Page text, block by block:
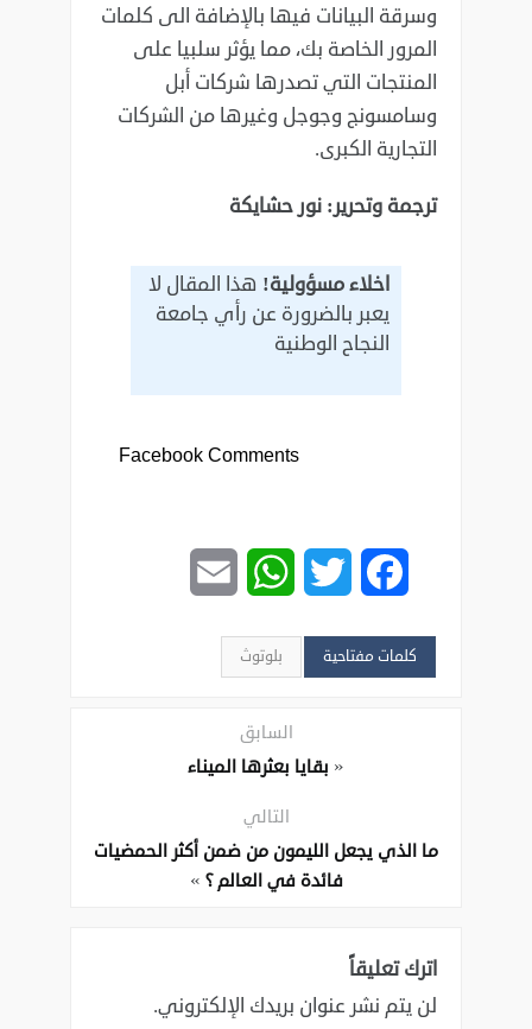
وسرقة البيانات فيها بالإضافة الى كلمات
المرور الخاصة ‏بك، مما يؤثر سلبيا على
المنتجات التي تصدرها شركات أبل
وسامسونج وجوجل وغيرها من الشركات
‏التجارية الكبرى.‏
ترجمة وتحرير: نور حشايكة
اخلاء مسؤولية! هذا المقال لا
يعبر بالضرورة عن رأي جامعة
النجاح الوطنية
Facebook Comments
Facebook
Twitter
WhatsApp
كلمات مفتاحية بلوتوث
السابق
« بقايا بعثرها الميناء
التالي
ما الذي يجعل الليمون من ضمن أكثر الحمضيات
فائدة في العالم ؟ »
اترك تعليقاً
لن يتم نشر عنوان بريدك الإلكتروني.